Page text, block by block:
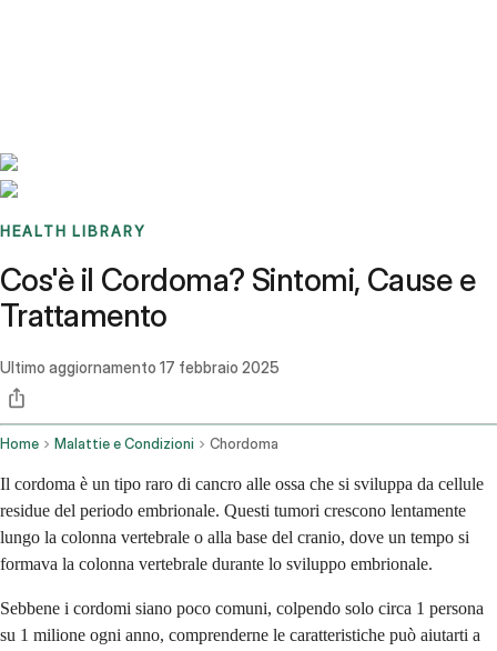
HEALTH LIBRARY
Cos'è il Cordoma? Sintomi, Cause e
Trattamento
Ultimo aggiornamento 17 febbraio 2025
Home Malattie e Condizioni Chordoma
Il cordoma è un tipo raro di cancro alle ossa che si sviluppa da cellule
residue del periodo embrionale. Questi tumori crescono lentamente
lungo la colonna vertebrale o alla base del cranio, dove un tempo si
formava la colonna vertebrale durante lo sviluppo embrionale.
Sebbene i cordomi siano poco comuni, colpendo solo circa 1 persona
su 1 milione ogni anno, comprenderne le caratteristiche può aiutarti a